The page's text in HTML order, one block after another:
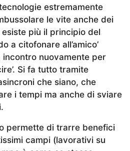
estremamente
le vite anche dei
più il principio del
a citofonare all’amico’
incontro nuovamente per
Si fa tutto tramite
che siano, che
i tempi ma anche di sviare
permette di trarre benefici
campi (lavorativi su